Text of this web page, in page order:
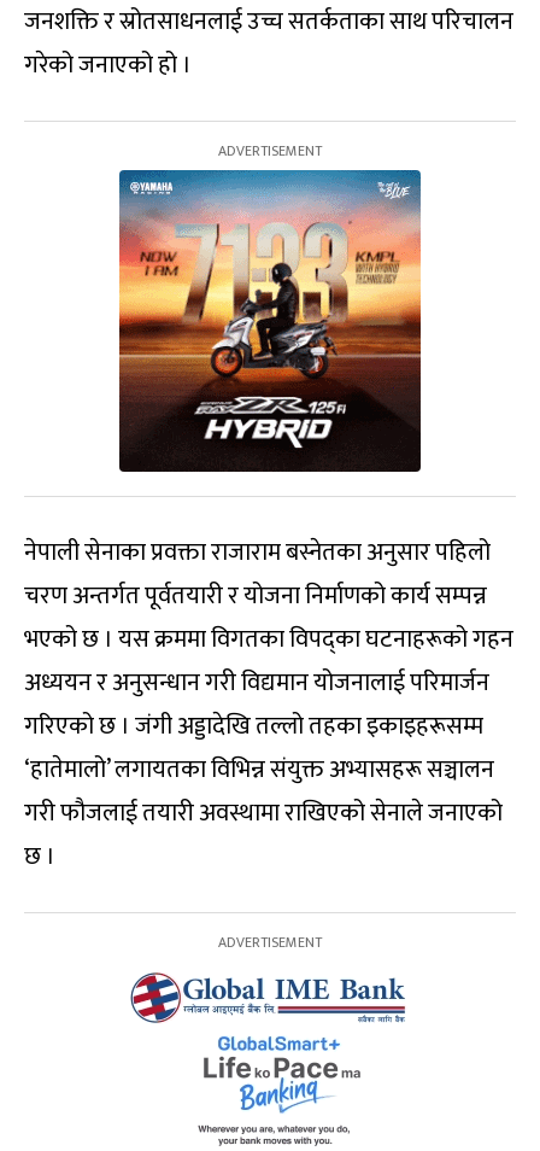
जनशक्ति र स्रोतसाधनलाई उच्च सतर्कताका साथ परिचालन
गरेको जनाएको हो ।
नेपाली सेनाका प्रवक्ता राजाराम बस्नेतका अनुसार पहिलो
चरण अन्तर्गत पूर्वतयारी र योजना निर्माणको कार्य सम्पन्न
भएको छ । यस क्रममा विगतका विपद्का घटनाहरूको गहन
अध्ययन र अनुसन्धान गरी विद्यमान योजनालाई परिमार्जन
गरिएको छ । जंगी अड्डादेखि तल्लो तहका इकाइहरूसम्म
‘हातेमालो’ लगायतका विभिन्न संयुक्त अभ्यासहरू सञ्चालन
गरी फौजलाई तयारी अवस्थामा राखिएको सेनाले जनाएको
छ ।